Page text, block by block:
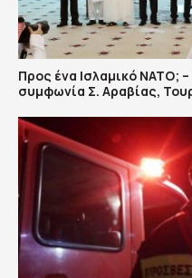
Προς ένα Ισλαμικό ΝΑΤΟ;
συμφωνία Σ. Αραβίας,